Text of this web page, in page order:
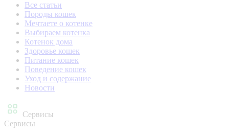
Все статьи
Породы кошек
Мечтаете о котенке
Выбираем котенка
Котенок дома
Здоровье кошек
Питание кошек
Поведение кошек
Уход и содержание
Новости
Сервисы
Сервисы